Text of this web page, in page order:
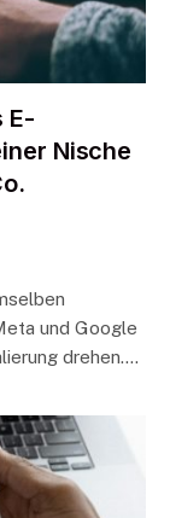
E-
Nische
und Google
drehen.…